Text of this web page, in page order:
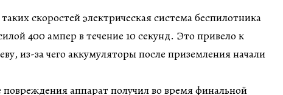
скоростей электрическая система беспилотника
400 ампер в течение 10 секунд. Это привело к
из-за чего аккумуляторы после приземления начали
аппарат получил во время финальной